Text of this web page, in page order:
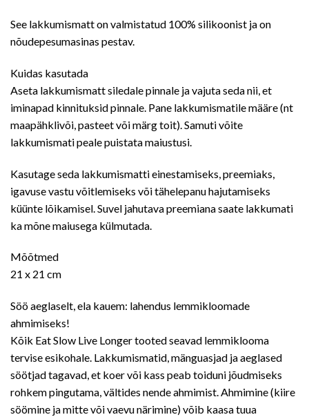
See lakkumismatt on valmistatud 100% silikoonist ja on
nõudepesumasinas pestav.
Kuidas kasutada
Aseta lakkumismatt siledale pinnale ja vajuta seda nii, et
iminapad kinnituksid pinnale. Pane lakkumismatile määre (nt
maapähklivõi, pasteet või märg toit). Samuti võite
lakkumismati peale puistata maiustusi.
Kasutage seda lakkumismatti einestamiseks, preemiaks,
igavuse vastu võitlemiseks või tähelepanu hajutamiseks
küünte lõikamisel. Suvel jahutava preemiana saate lakkumati
ka mõne maiusega külmutada.
Mõõtmed
21 x 21 cm
Söö aeglaselt, ela kauem: lahendus lemmikloomade
ahmimiseks!
Kõik Eat Slow Live Longer tooted seavad lemmiklooma
tervise esikohale. Lakkumismatid, mänguasjad ja aeglased
söötjad tagavad, et koer või kass peab toiduni jõudmiseks
rohkem pingutama, vältides nende ahmimist. Ahmimine (kiire
söömine ja mitte või vaevu närimine) võib kaasa tuua